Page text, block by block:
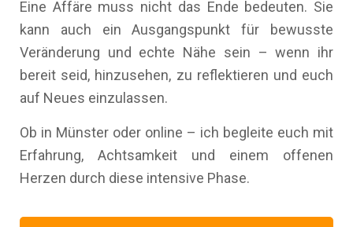
Eine Affäre muss nicht das Ende bedeuten. Sie
kann auch ein Ausgangspunkt für bewusste
Veränderung und echte Nähe sein – wenn ihr
bereit seid, hinzusehen, zu reflektieren und euch
auf Neues einzulassen.
Ob in Münster oder online – ich begleite euch mit
Erfahrung, Achtsamkeit und einem offenen
Herzen durch diese intensive Phase.